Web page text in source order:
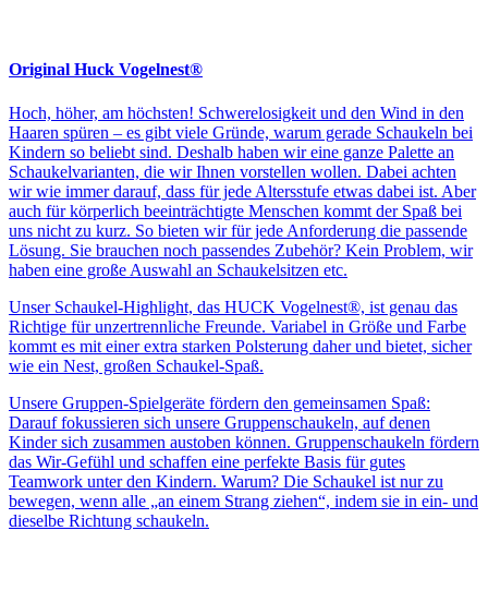
Original Huck Vogelnest®
Hoch, höher, am höchsten! Schwerelosigkeit und den Wind in den
Haaren spüren – es gibt viele Gründe, warum gerade Schaukeln bei
Kindern so beliebt sind. Deshalb haben wir eine ganze Palette an
Schaukelvarianten, die wir Ihnen vorstellen wollen. Dabei achten
wir wie immer darauf, dass für jede Altersstufe etwas dabei ist. Aber
auch für körperlich beeinträchtigte Menschen kommt der Spaß bei
uns nicht zu kurz. So bieten wir für jede Anforderung die passende
Lösung. Sie brauchen noch passendes Zubehör? Kein Problem, wir
haben eine große Auswahl an Schaukelsitzen etc.
Unser Schaukel-Highlight, das HUCK Vogelnest®, ist genau das
Richtige für unzertrennliche Freunde. Variabel in Größe und Farbe
kommt es mit einer extra starken Polsterung daher und bietet, sicher
wie ein Nest, großen Schaukel-Spaß.
Unsere Gruppen-Spielgeräte fördern den gemeinsamen Spaß:
Darauf fokussieren sich unsere Gruppenschaukeln, auf denen
Kinder sich zusammen austoben können. Gruppenschaukeln fördern
das Wir-Gefühl und schaffen eine perfekte Basis für gutes
Teamwork unter den Kindern. Warum? Die Schaukel ist nur zu
bewegen, wenn alle „an einem Strang ziehen“, indem sie in ein- und
dieselbe Richtung schaukeln.